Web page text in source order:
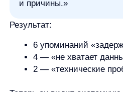
название («Дата»,
Нет пустых строк в
Выберите инструмент.
Если вы впервые работаете
попробуйтеChatGPT Plus
Оба